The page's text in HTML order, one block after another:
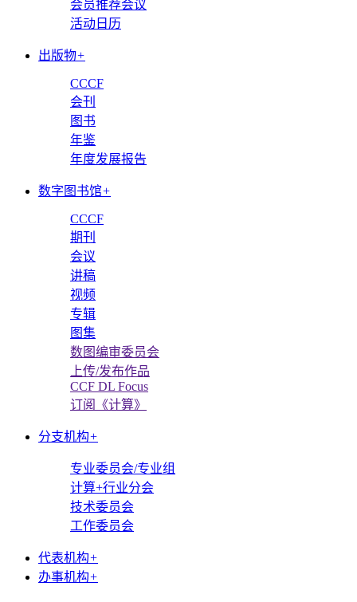
会员推荐会议
活动日历
出版物+
CCCF
会刊
图书
年鉴
年度发展报告
数字图书馆+
CCCF
期刊
会议
讲稿
视频
专辑
图集
数图编审委员会
上传/发布作品
CCF DL Focus
订阅《计算》
分支机构+
专业委员会/专业组
计算+行业分会
技术委员会
工作委员会
代表机构+
办事机构+